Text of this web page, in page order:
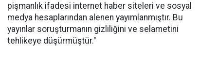
pişmanlık ifadesi internet haber siteleri ve sosyal
medya hesaplarından alenen yayımlanmıştır. Bu
yayınlar soruşturmanın gizliliğini ve selametini
tehlikeye düşürmüştür."